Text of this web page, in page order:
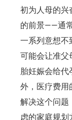
初为人母的兴
的前景——通
一系列意想不
可能会让准父
胎妊娠会给代
外，医疗费用
解决这个问题
虑的家庭规划